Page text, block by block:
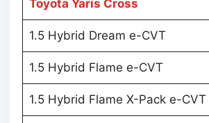
Toyota Yaris Cross
1.5 Hybrid Dream e-CVT
1.5 Hybrid Flame e-CVT
1.5 Hybrid Flame X-Pack e-CVT